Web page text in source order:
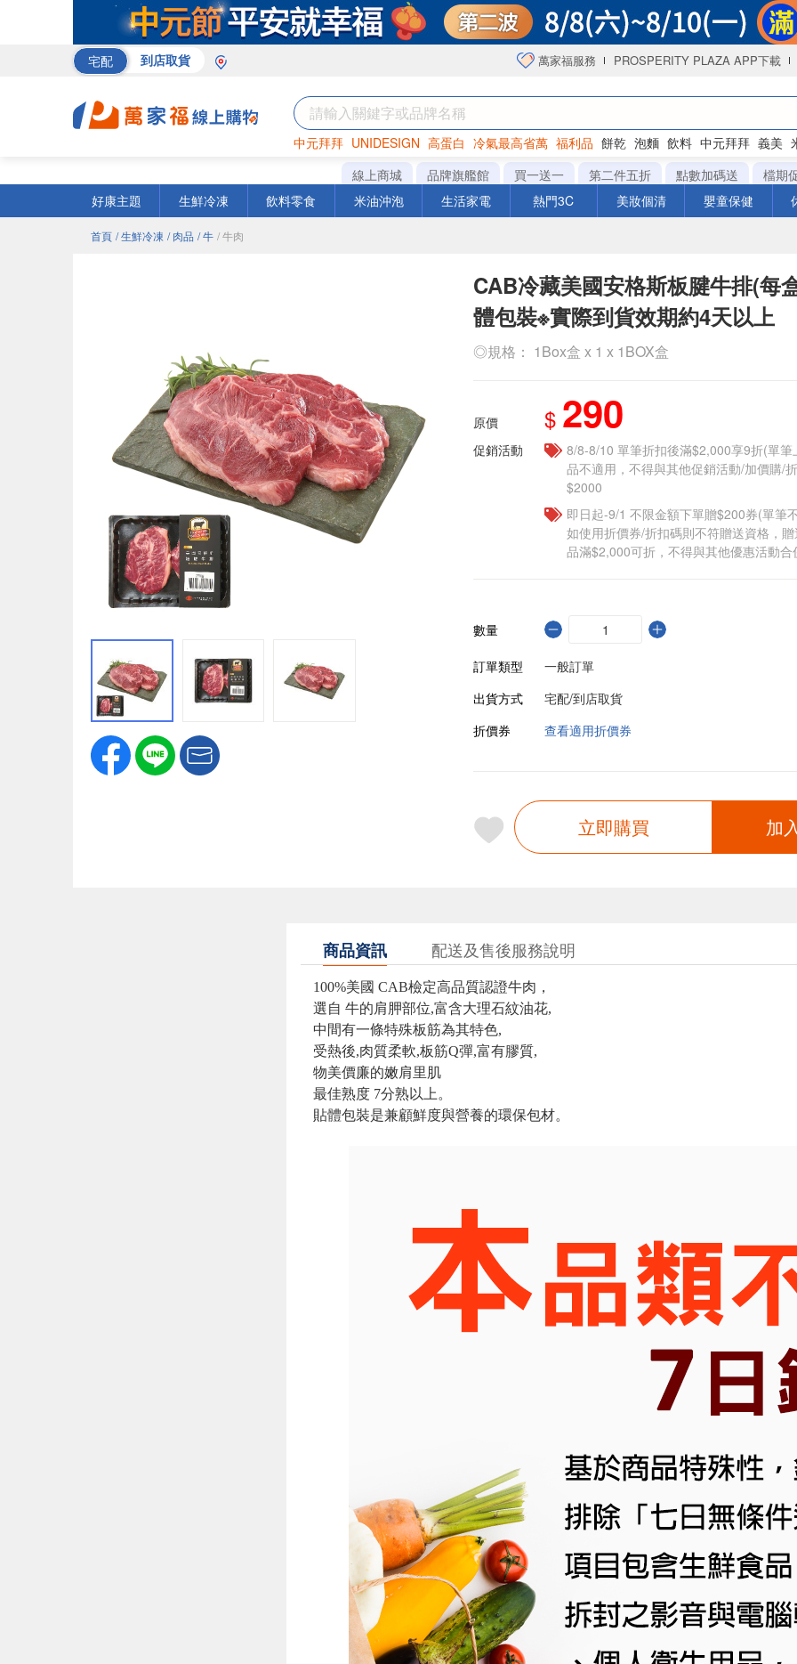
宅配 到店取貨 萬家福服務 PROSPERITY PLAZA APP下載
中元拜拜 UNIDESIGN 高蛋白 冷氣最高省萬 福利品 餅乾 泡麵 飲料 中元拜拜 義美
罐頭 咖啡 海苔
線上商城 品牌旗艦館 買一送一 第二件五折 點數加碼送
檔期
好康主題
生鮮冷凍 飲料零食 米油沖泡 生活家電 熱門3C 美妝個清 嬰童保健
首頁 / 生鮮冷凍 / 肉品 / 牛 / 牛肉
CAB冷藏美國安格斯板腱牛排(每
體包裝※實際到貨效期約4天以上
◎規格： 1Box盒 x 1 x 1BOX盒
原價 $ 290
促銷活動
8/8-8/10 單筆折扣後滿$2,000享9折(單
品不適用，不得與其他促銷活動/加價購/
$2000
即日起-9/1 不限金額下單贈$200券(單筆
如使用折價券/折扣碼則不符贈送資格，
品滿$2,000可折，不得與其他優惠活動合
數量
訂單類型
一般訂單
出貨方式
宅配/到店取貨
折價券
查看適用折價券
立即購買 加
商品資訊 配送及售後服務說明
100%美國 CAB檢定高品質認證牛肉，
選自 牛的肩胛部位,富含大理石紋油花,
中間有一條特殊板筋為其特色,
受熱後,肉質柔軟,板筋Q彈,富有膠質,
物美價廉的嫩肩里肌
最佳熟度 7分熟以上。
貼體包裝是兼顧鮮度與營養的環保包材。